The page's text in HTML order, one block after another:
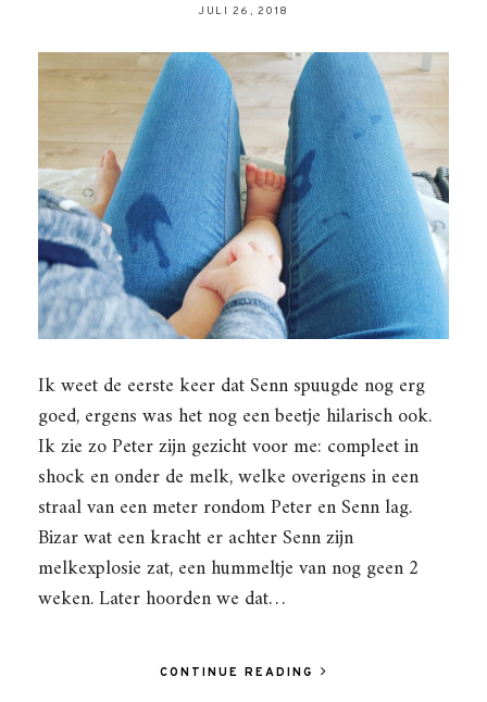
JULI 26, 2018
Ik weet de eerste keer dat Senn spuugde nog erg
goed, ergens was het nog een beetje hilarisch ook.
Ik zie zo Peter zijn gezicht voor me: compleet in
shock en onder de melk, welke overigens in een
straal van een meter rondom Peter en Senn lag.
Bizar wat een kracht er achter Senn zijn
melkexplosie zat, een hummeltje van nog geen 2
weken. Later hoorden we dat…
CONTINUE READING